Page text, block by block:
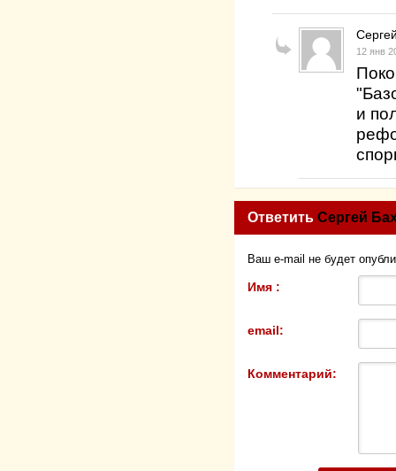
12 янв
и
Ответить Сергей
Ваш e-mail не будет
Имя :
email:
Комментарий: